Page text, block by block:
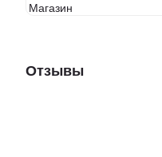
Магазин
Отзывы